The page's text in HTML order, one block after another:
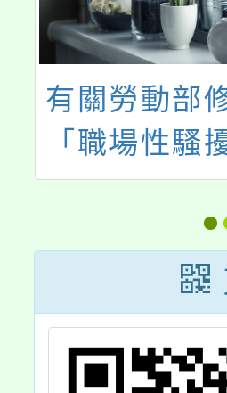
有關勞動部
「職場性騷
訴處理指導
冊」一案